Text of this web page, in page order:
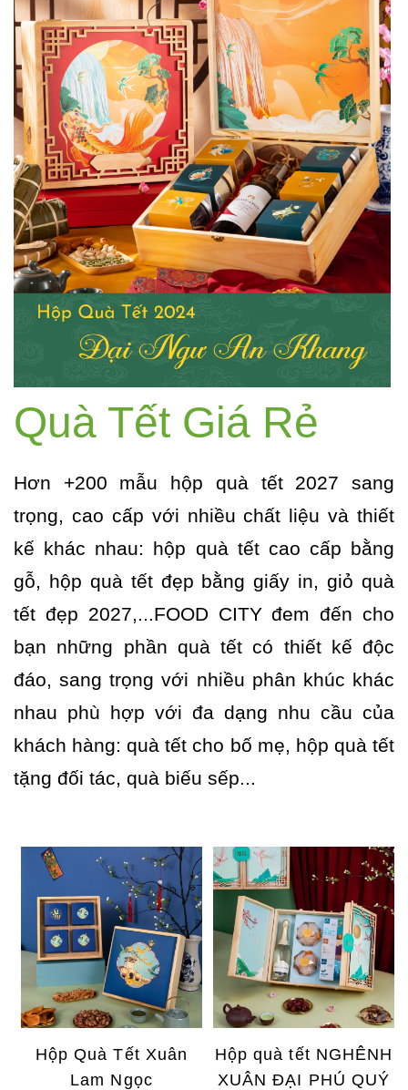
Quà Tết Giá Rẻ
Hơn +200 mẫu hộp quà tết 2027 sang
trọng, cao cấp với nhiều chất liệu và thiết
kế khác nhau: hộp quà tết cao cấp bằng
gỗ, hộp quà tết đẹp bằng giấy in, giỏ quà
tết đẹp 2027,...FOOD CITY đem đến cho
bạn những phần quà tết có thiết kế độc
đáo, sang trọng với nhiều phân khúc khác
nhau phù hợp với đa dạng nhu cầu của
khách hàng: quà tết cho bố mẹ, hộp quà tết
tặng đối tác, quà biếu sếp...
Hộp Quà Tết Xuân
Lam Ngọc
Hộp quà tết NGHÊNH
XUÂN ĐẠI PHÚ QUÝ